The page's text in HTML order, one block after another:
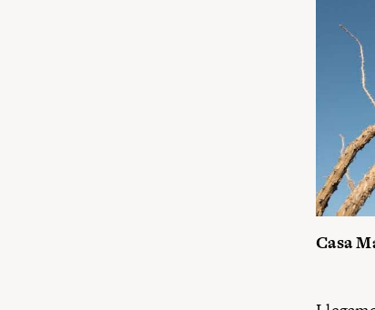
Casa